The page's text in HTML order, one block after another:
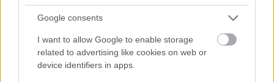
Google consents
I want to allow Google to enable storage
related to advertising like cookies on web or
device identifiers in apps.